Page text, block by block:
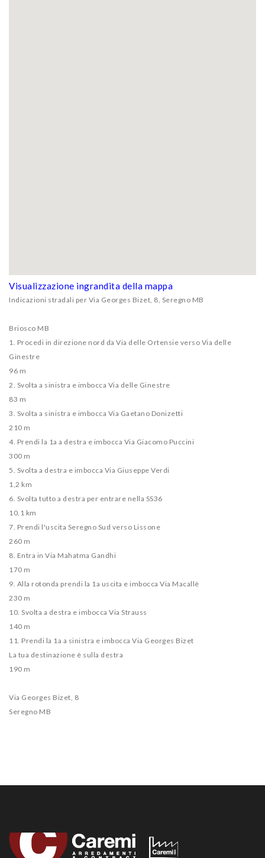
Visualizzazione ingrandita della mappa
Indicazioni stradali per Via Georges Bizet, 8, Seregno MB
Briosco MB
1. Procedi in direzione nord da Via delle Ortensie verso Via delle
Ginestre
96 m
2. Svolta a sinistra e imbocca Via delle Ginestre
83 m
3. Svolta a sinistra e imbocca Via Gaetano Donizetti
210 m
4. Prendi la 1a a destra e imbocca Via Giacomo Puccini
300 m
5. Svolta a destra e imbocca Via Giuseppe Verdi
1,2 km
6. Svolta tutto a destra per entrare nella SS36
10,1 km
7. Prendi l'uscita Seregno Sud verso Lissone
260 m
8. Entra in Via Mahatma Gandhi
170 m
9. Alla rotonda prendi la 1a uscita e imbocca Via Macallè
230 m
10. Svolta a destra e imbocca Via Strauss
140 m
11. Prendi la 1a a sinistra e imbocca Via Georges Bizet
La tua destinazione è sulla destra
190 m
Via Georges Bizet, 8
Seregno MB